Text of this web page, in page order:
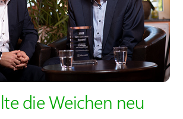
die Weichen neu